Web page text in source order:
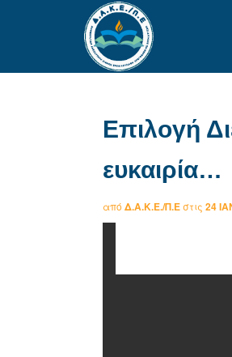
Επιλογή
ευκαιρία…
από Δ.Α.Κ.Ε./Π.Εστις 24